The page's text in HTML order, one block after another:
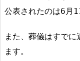
公表されたのは6月
また、葬儀はすで
ます。